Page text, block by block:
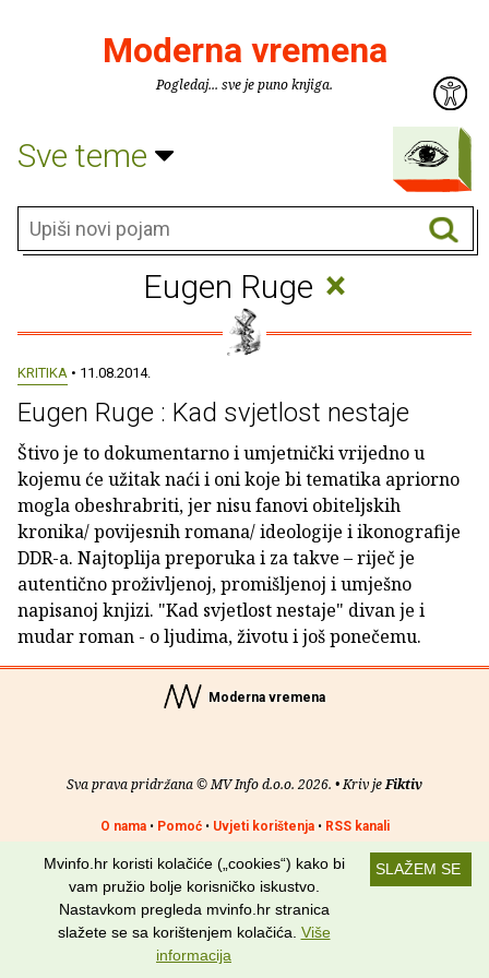
Moderna vremena
Pogledaj... sve je puno knjiga.
Sve teme
Eugen Ruge ×
KRITIKA • 11.08.2014.
Eugen Ruge : Kad svjetlost nestaje
Štivo je to dokumentarno i umjetnički vrijedno u
kojemu će užitak naći i oni koje bi tematika apriorno
mogla obeshrabriti, jer nisu fanovi obiteljskih
kronika/ povijesnih romana/ ideologije i ikonografije
DDR-a. Najtoplija preporuka i za takve – riječ je
autentično proživljenoj, promišljenoj i umješno
napisanoj knjizi. "Kad svjetlost nestaje" divan je i
mudar roman - o ljudima, životu i još ponečemu.
Moderna vremena
Sva prava pridržana © MV Info d.o.o. 2026. • Kriv jeFiktiv
O nama• Pomoć• Uvjeti korištenja• RSS kanali
Potraži nas na: SLAŽEM SE
Mvinfo.hr koristi kolačiće („cookies“) kako bi
vam pružio bolje korisničko iskustvo.
Nastavkom pregleda mvinfo.hr stranica
slažete se sa korištenjem kolačića. Više
informacija